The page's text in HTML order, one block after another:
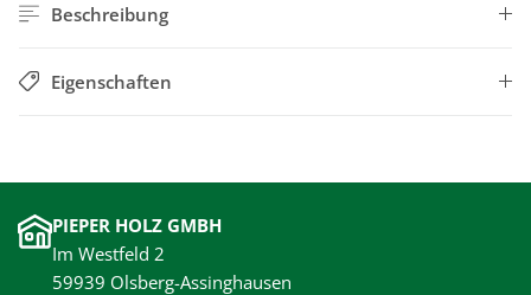
Beschreibung
Eigenschaften
PIEPER HOLZ GMBH
Im Westfeld 2
59939 Olsberg-Assinghausen